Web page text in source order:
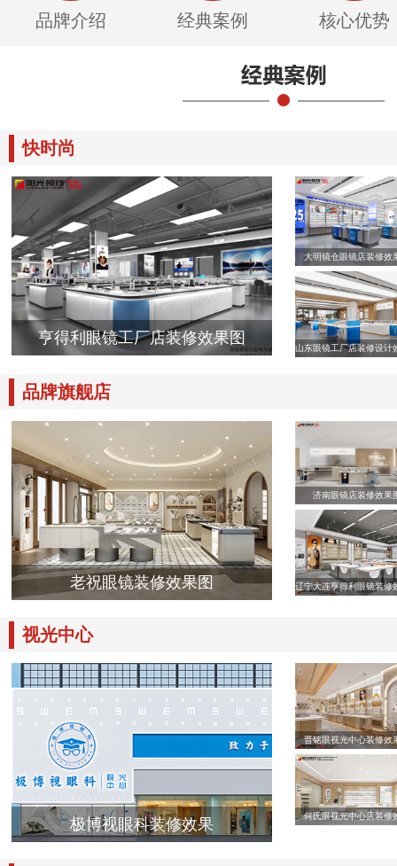
品牌介绍 经典案例 核心优势
快时尚
亨得利眼镜工厂店装修效果图
大明镜仓眼镜店装修效
山东眼镜工厂店装修设计
品牌旗舰店
老祝眼镜装修效果图
济南眼镜店装修效果
辽宁大连亨得利眼镜装修
视光中心
极博视眼科装修效果
晋铭眼视光中心装修效
何氏眼视光中心店装修